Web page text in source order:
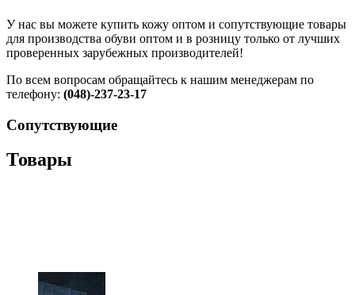
У нас вы можете купить кожу оптом и сопутствующие товары
для производства обуви оптом и в розницу только от лучших
проверенных зарубежных производителей!
По всем вопросам обращайтесь к нашим менеджерам по
телефону: (048)-237-23-17
Сопутствующие
Товары